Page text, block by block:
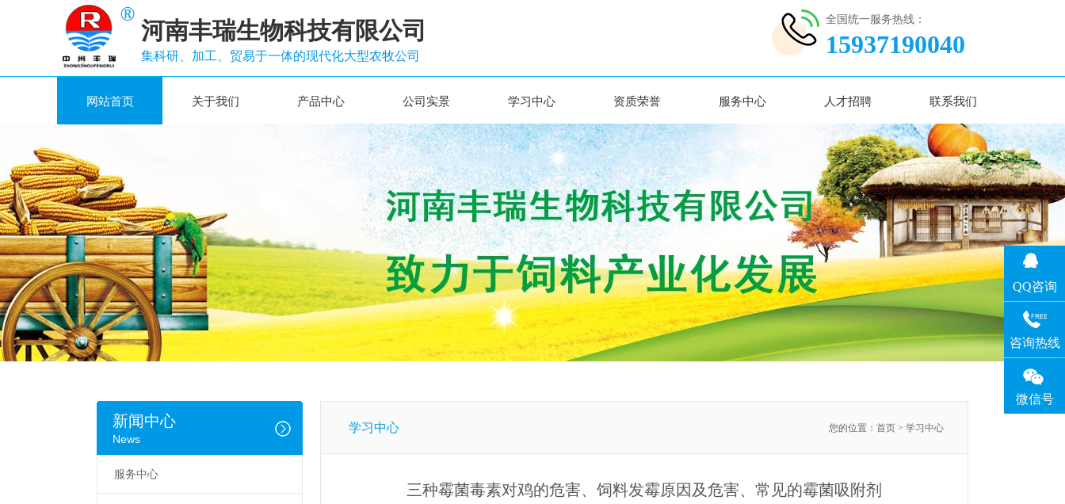
河南丰瑞生物科技有限公司
集科研、加工、贸易于一体的现代化大型农牧公司
全国统一服务热线：
15937190040
网站首页 关于我们 产品中心 公司实景 学习中心 资质荣誉 服务中心 人才招聘 联系我们
新闻中心
News
服务中心
学习中心 您的位置： 首页 > 学习中心
三种霉菌毒素对鸡的危害、饲料发霉原因及危害、常见的霉菌吸附剂
QQ咨询
咨询热线
微信号